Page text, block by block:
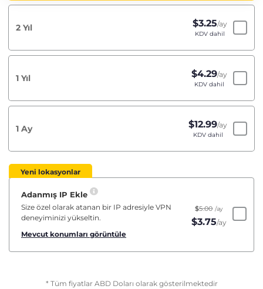
2 Yıl $3.25/ay
KDV dahil
1 Yıl $4.29/ay
KDV dahil
1 Ay $12.99/ay
KDV dahil
Yeni lokasyonlar
Adanmış IP Ekle
Size özel olarak atanan bir IP adresiyle VPN
deneyiminizi yükseltin.
Mevcut konumları görüntüle
$5.00 /ay
$3.75/ay
* Tüm fiyatlar ABD Doları olarak gösterilmektedir